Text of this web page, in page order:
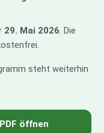
29. Mai 2026. Die
steht weiterhin
öffnen